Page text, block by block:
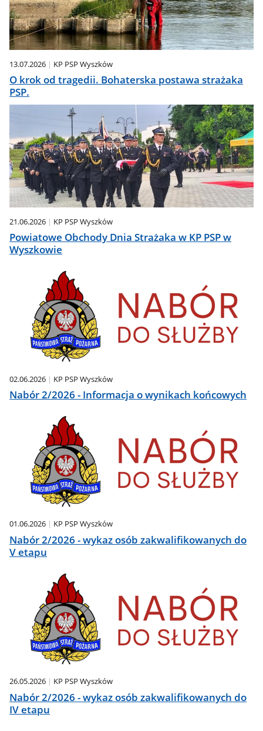
13.07.2026 KP PSP Wyszków
O krok od tragedii. Bohaterska postawa strażaka
PSP.
21.06.2026 KP PSP Wyszków
Powiatowe Obchody Dnia Strażaka w KP PSP w
Wyszkowie
02.06.2026 KP PSP Wyszków
Nabór 2/2026 - Informacja o wynikach końcowych
01.06.2026 KP PSP Wyszków
Nabór 2/2026 - wykaz osób zakwalifikowanych do
V etapu
26.05.2026 KP PSP Wyszków
Nabór 2/2026 - wykaz osób zakwalifikowanych do
IV etapu